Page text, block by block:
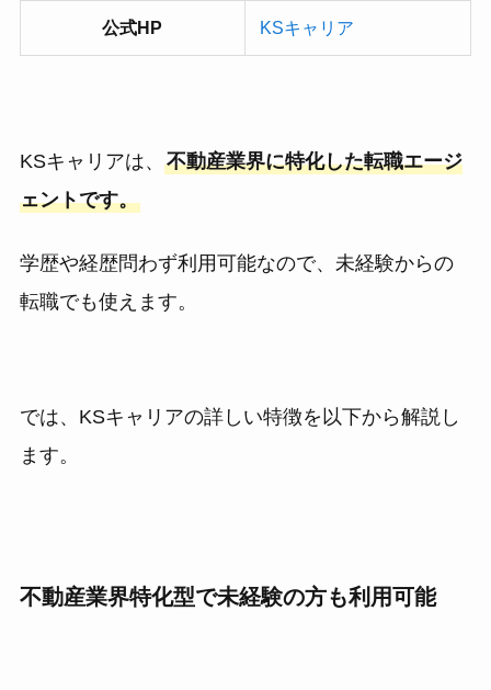
公式HP KSキャリア
KSキャリアは、 不動産業界に特化した転職エージ
ェントです。
学歴や経歴問わず利用可能なので、未経験からの
転職でも使えます。
では、KSキャリアの詳しい特徴を以下から解説し
ます。
不動産業界特化型で未経験の方も利用可能